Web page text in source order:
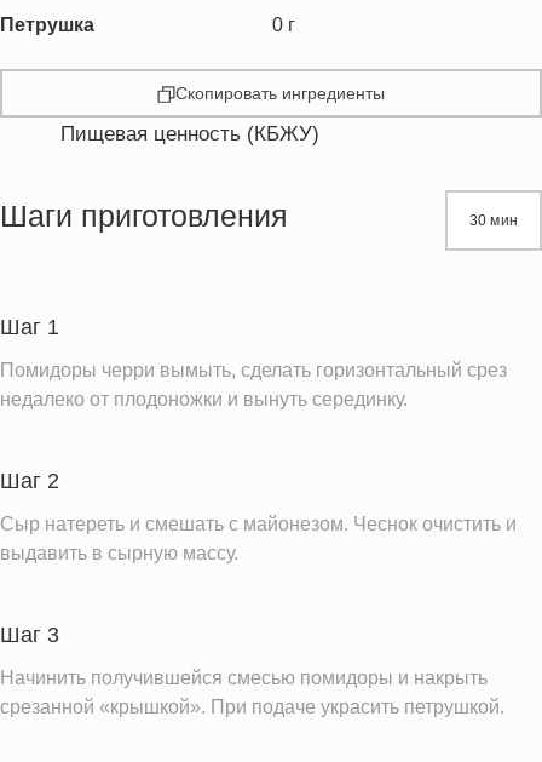
Петрушка
0 г
Скопировать ингредиенты
Пищевая ценность (КБЖУ)
Жиры
Пищевые волокна
Натрий
Кальций
219.4 мг
Калий
Насыщенные жиры
8.8 г
Добавленный сахар
Шаги приготовления 30 мин
Шаг 1
Помидоры черри вымыть, сделать горизонтальный срез
недалеко от плодоножки и вынуть серединку.
Шаг 2
Сыр натереть и смешать с майонезом. Чеснок очистить и
выдавить в сырную массу.
Шаг 3
Начинить получившейся смесью помидоры и накрыть
срезанной «крышкой». При подаче украсить петрушкой.